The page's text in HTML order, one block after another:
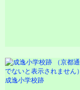
成逸小学校跡